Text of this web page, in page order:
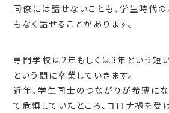
同僚には話せないことも、学生時代
もなく話せることがあります。
専門学校は2年もしくは3年という短
という間に卒業していきます。
近年、学生同士のつながりが希薄に
て危惧していたところ、コロナ禍を受